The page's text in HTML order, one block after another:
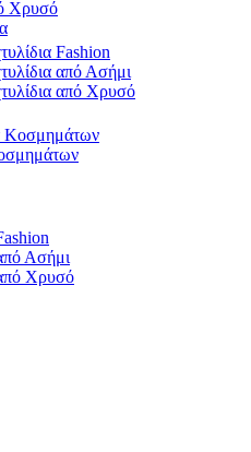
Χρυσό
Fashion
από Ασήμι
από Χρυσό
Κοσμημάτων
Ασήμι
Χρυσό